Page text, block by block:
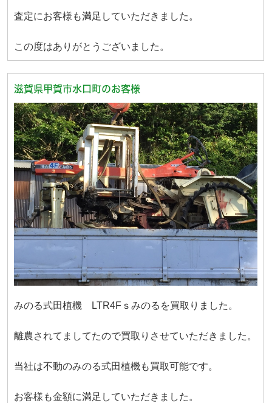
査定にお客様も満足していただきました。
この度はありがとうございました。
滋賀県甲賀市水口町のお客様
みのる式田植機 LTR4Fｓみのるを買取りました。
離農されてましてたので買取りさせていただきました。
当社は不動のみのる式田植機も買取可能です。
お客様も金額に満足していただきました。